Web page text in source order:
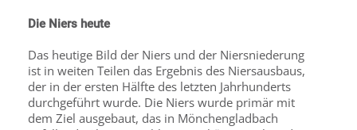
Die Niers heute
Das heutige Bild der Niers und der Niersniederung
ist in weiten Teilen das Ergebnis des Niersausbaus,
der in der ersten Hälfte des letzten Jahrhunderts
durchgeführt wurde. Die Niers wurde primär mit
dem Ziel ausgebaut, das in Mönchengladbach